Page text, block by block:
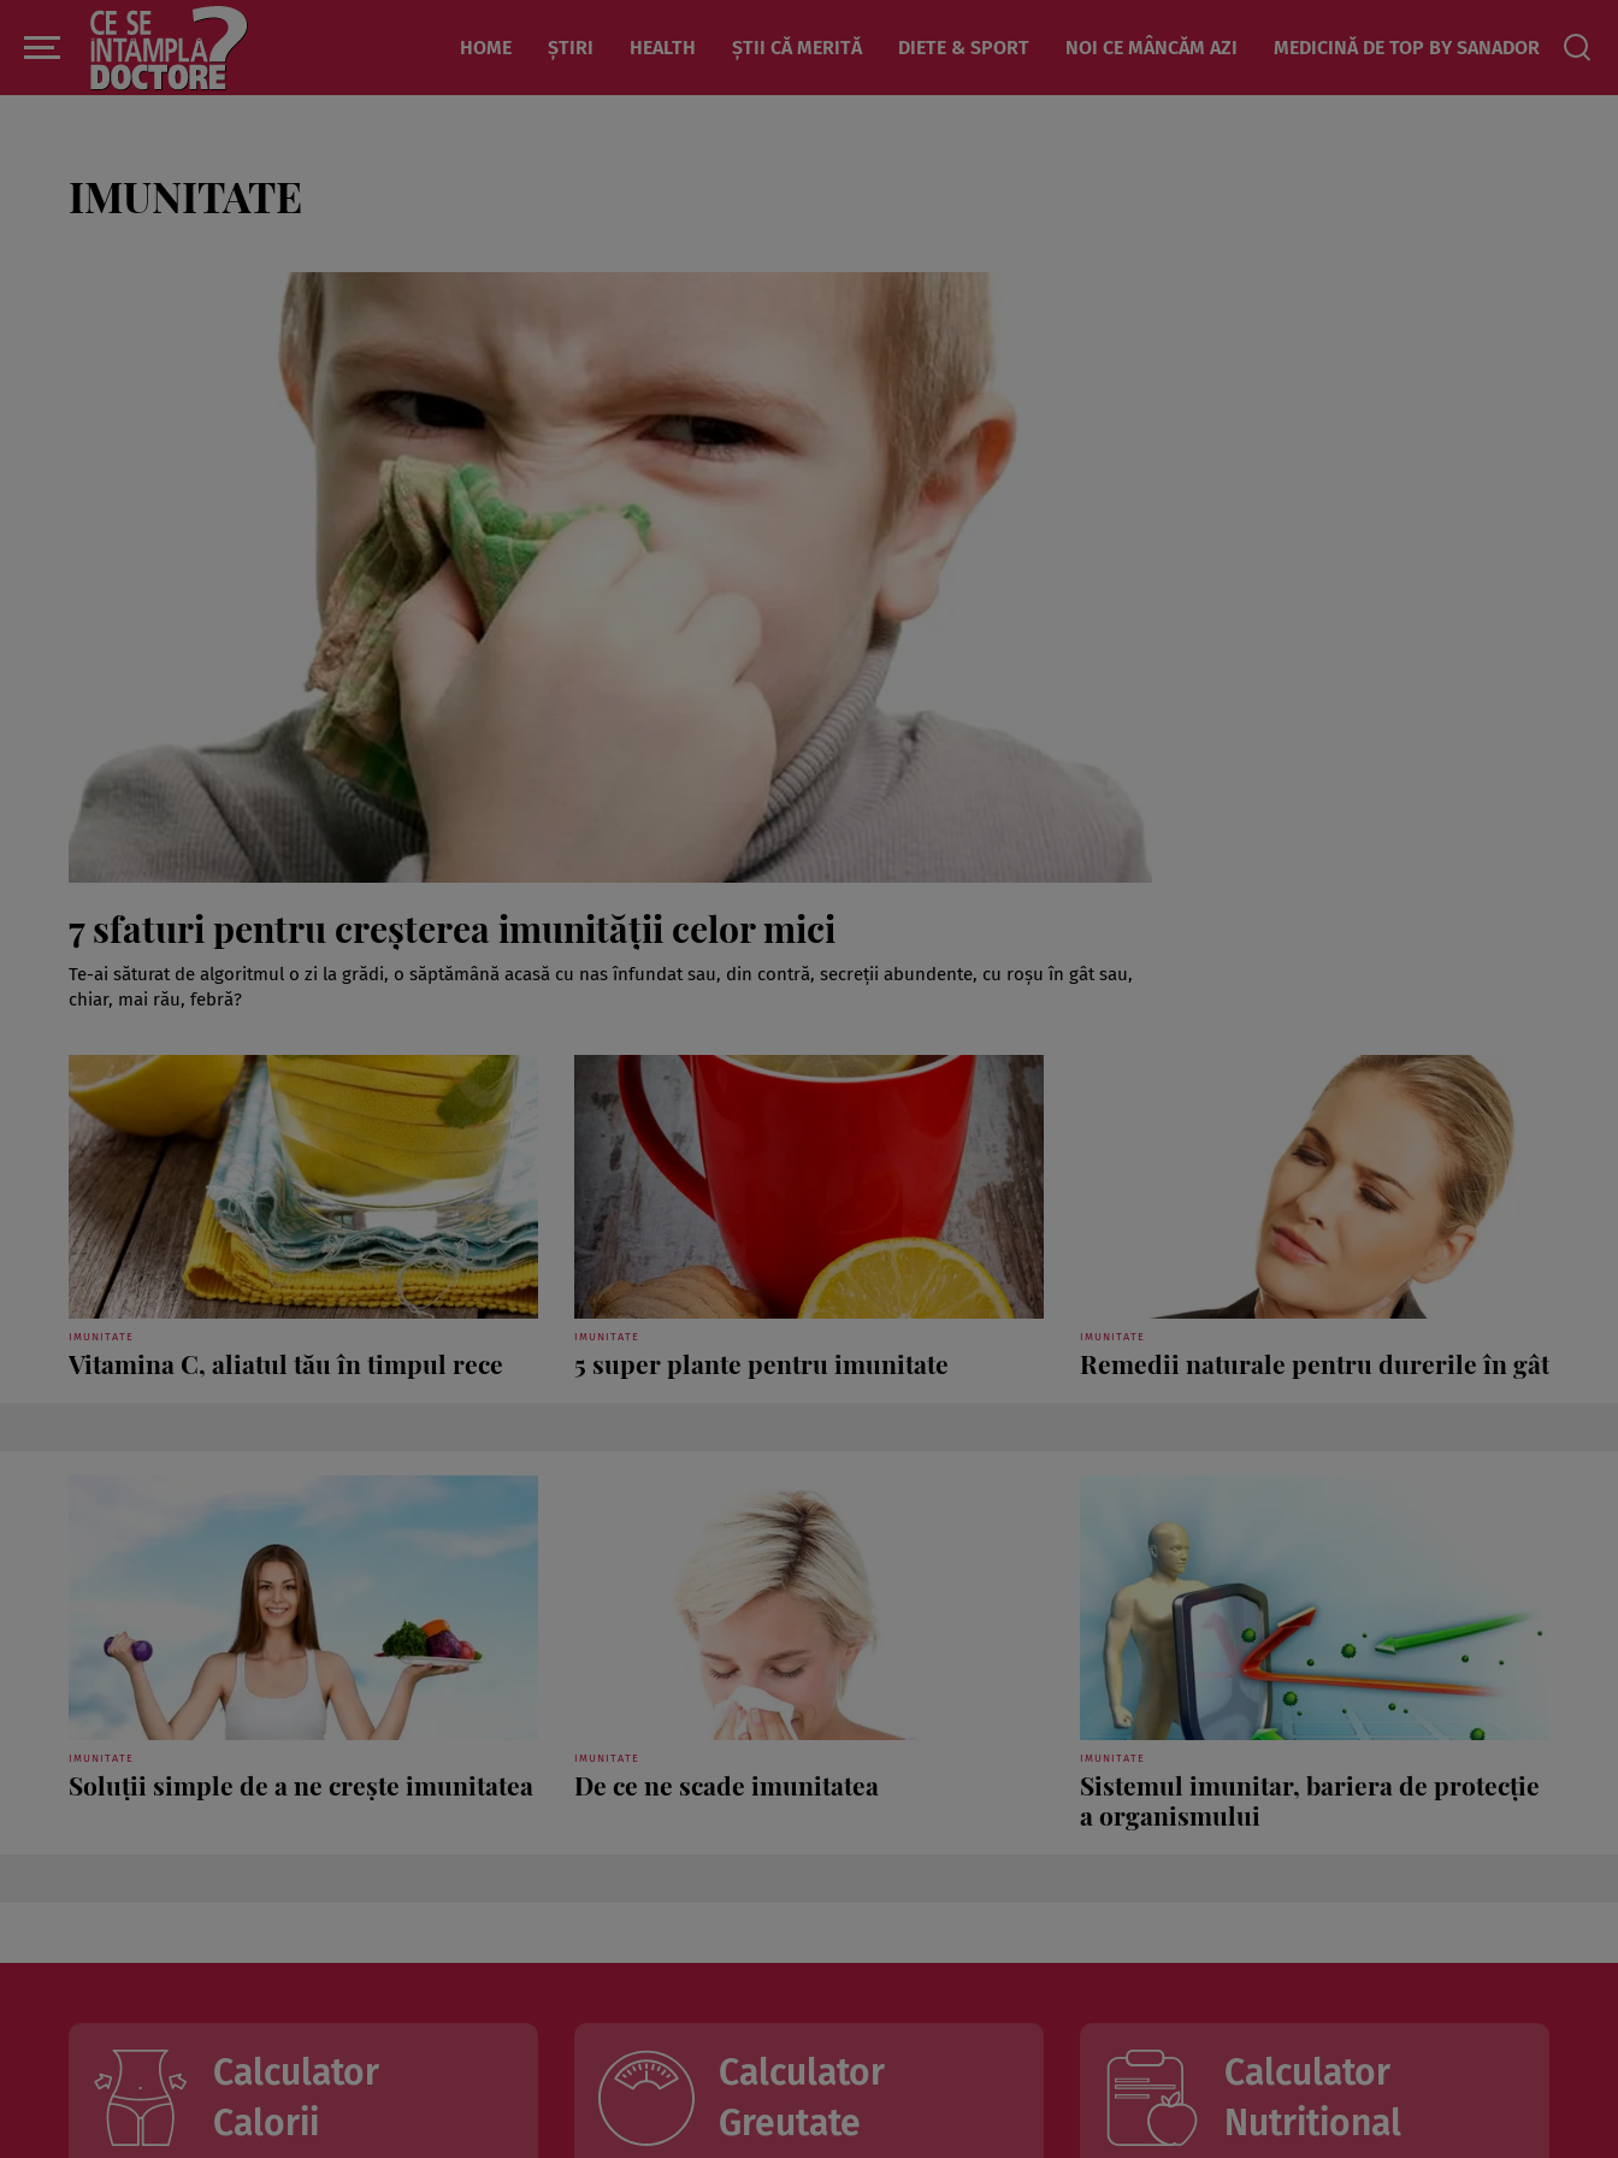
HOME ȘTIRI HEALTH ȘTII CĂ MERITĂ DIETE & SPORT NOI CE MÂNCĂM AZI MEDICINĂ DE TOP BY SANADOR
IMUNITATE
7 sfaturi pentru creşterea imunităţii celor mici
Te-ai săturat de algoritmul o zi la grădi, o săptămână acasă cu nas înfundat sau, din contră, secreţii abundente, cu roşu în gât sau,
chiar, mai rău, febră?
IMUNITATE
Vitamina C, aliatul tău în timpul rece
IMUNITATE
5 super plante pentru imunitate
IMUNITATE
Remedii naturale pentru durerile în gât
IMUNITATE
Soluţii simple de a ne creşte imunitatea
IMUNITATE
De ce ne scade imunitatea
IMUNITATE
Sistemul imunitar, bariera de protecţie
a organismului
Calculator
Calorii
Calculator
Greutate
Calculator
Nutritional